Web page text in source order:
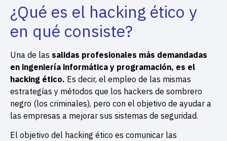
¿Qué es el hacking ético y
en qué consiste?
Una de las salidas profesionales más demandadas
en ingeniería informática y programación, es el
hacking ético. Es decir, el empleo de las mismas
estrategías y métodos que los hackers de sombrero
negro (los criminales), pero con el objetivo de ayudar a
las empresas a mejorar sus sistemas de seguridad.
El objetivo del hacking ético es comunicar las